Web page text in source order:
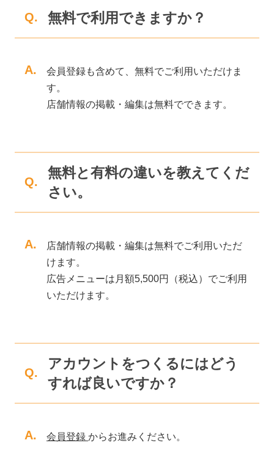
Q. 無料で利用できますか？
A.
会員登録も含めて、無料でご利用いただけま
す。
店舗情報の掲載・編集は無料でできます。
Q.
無料と有料の違いを教えてくだ
さい。
A.
店舗情報の掲載・編集は無料でご利用いただ
けます。
広告メニューは月額5,500円（税込）でご利用
いただけます。
Q.
アカウントをつくるにはどう
すれば良いですか？
A. 会員登録 からお進みください。